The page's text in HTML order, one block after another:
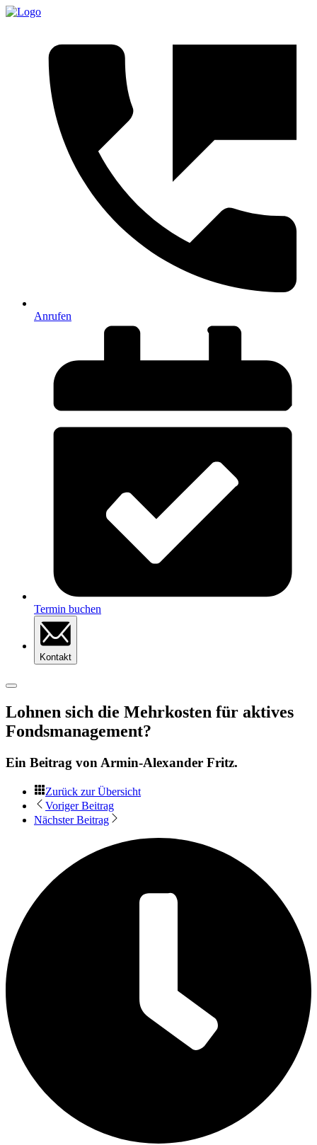
Anrufen
Termin buchen
Kontakt
Lohnen sich die Mehrkosten für aktives
Fondsmanagement?
Ein Beitrag von Armin-Alexander Fritz.
Zurück zur Übersicht
Voriger Beitrag
Nächster Beitrag